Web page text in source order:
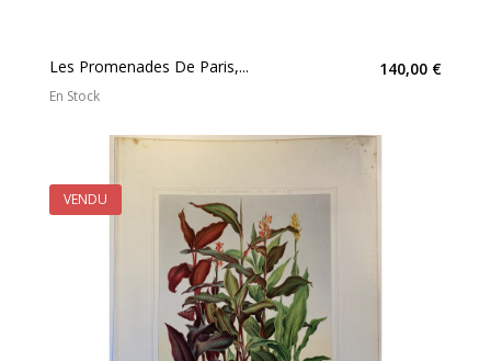
Les Promenades De Paris,... 140,00 €
En Stock
VENDU